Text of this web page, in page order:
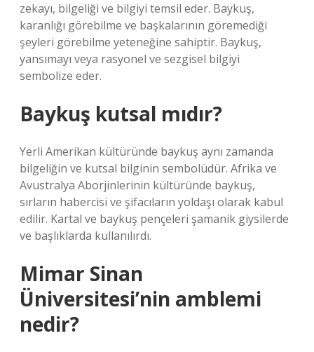
zekayı, bilgeliği ve bilgiyi temsil eder. Baykuş,
karanlığı görebilme ve başkalarının göremediği
şeyleri görebilme yeteneğine sahiptir. Baykuş,
yansımayı veya rasyonel ve sezgisel bilgiyi
sembolize eder.
Baykuş kutsal mıdır?
Yerli Amerikan kültüründe baykuş aynı zamanda
bilgeliğin ve kutsal bilginin sembolüdür. Afrika ve
Avustralya Aborjinlerinin kültüründe baykuş,
sırların habercisi ve şifacıların yoldaşı olarak kabul
edilir. Kartal ve baykuş pençeleri şamanik giysilerde
ve başlıklarda kullanılırdı.
Mimar Sinan
Üniversitesi’nin amblemi
nedir?